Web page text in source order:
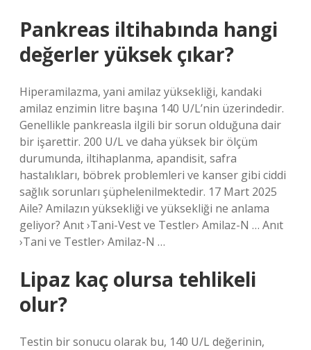
Pankreas iltihabında hangi
değerler yüksek çıkar?
Hiperamilazma, yani amilaz yüksekliği, kandaki
amilaz enzimin litre başına 140 U/L’nin üzerindedir.
Genellikle pankreasla ilgili bir sorun olduğuna dair
bir işarettir. 200 U/L ve daha yüksek bir ölçüm
durumunda, iltihaplanma, apandisit, safra
hastalıkları, böbrek problemleri ve kanser gibi ciddi
sağlık sorunları şüphelenilmektedir. 17 Mart 2025
Aile? Amilazın yüksekliği ve yüksekliği ne anlama
geliyor? Anıt ›Tani-Vest ve Testler› Amilaz-N … Anıt
›Tani ve Testler› Amilaz-N …
Lipaz kaç olursa tehlikeli
olur?
Testin bir sonucu olarak bu, 140 U/L değerinin,